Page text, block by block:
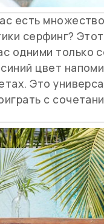
есть
серфинг?
одними
цвет
Это
с